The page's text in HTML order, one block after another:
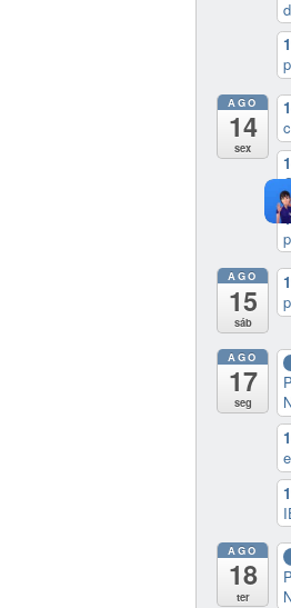
AGO
14
sex
AGO
15
sáb
AGO
17
seg
AGO
18
ter